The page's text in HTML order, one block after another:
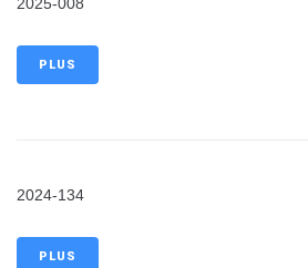
PLUS
2024-134
PLUS